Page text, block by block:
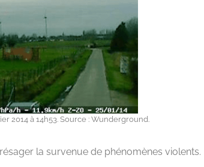
2014 à 14h53. Source : Wunderground.
la survenue de phénomènes violents.